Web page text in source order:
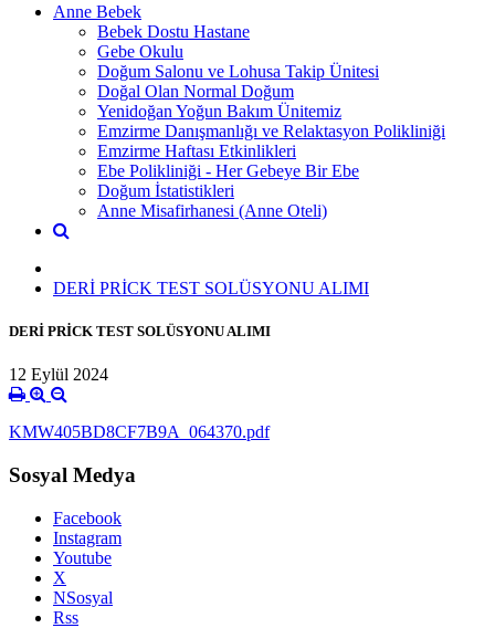
Anne Bebek
Bebek Dostu Hastane
Gebe Okulu
Doğum Salonu ve Lohusa Takip Ünitesi
Doğal Olan Normal Doğum
Yenidoğan Yoğun Bakım Ünitemiz
Emzirme Danışmanlığı ve Relaktasyon Polikliniği
Emzirme Haftası Etkinlikleri
Ebe Polikliniği - Her Gebeye Bir Ebe
Doğum İstatistikleri
Anne Misafirhanesi (Anne Oteli)
DERİ PRİCK TEST SOLÜSYONU ALIMI
DERİ PRİCK TEST SOLÜSYONU ALIMI
12 Eylül 2024
KMW405BD8CF7B9A_064370.pdf
Sosyal Medya
Facebook
Instagram
Youtube
X
NSosyal
Rss